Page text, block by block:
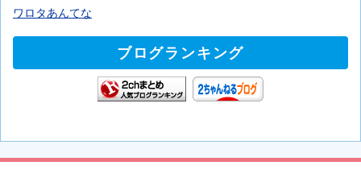
ワロタあんてな
ブログランキング